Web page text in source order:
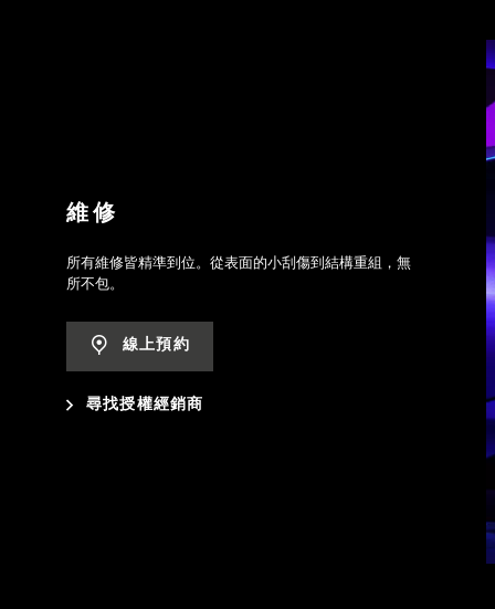
維修
所有維修皆精準到位。從表面的小刮傷到結構重組，無
所不包。
線上預約
尋找授權經銷商